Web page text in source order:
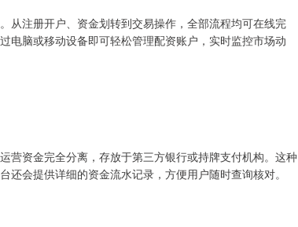
从注册开户、资金划转到交易操作，全部流程均可在线完
电脑或移动设备即可轻松管理配资账户，实时监控市场动
营资金完全分离，存放于第三方银行或持牌支付机构。这种
会提供详细的资金流水记录，方便用户随时查询核对。